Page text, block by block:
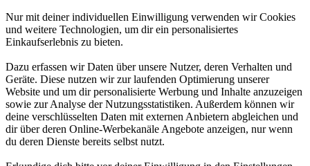
Nur mit deiner individuellen Einwilligung verwenden wir Cookies
und weitere Technologien, um dir ein personalisiertes
Einkaufserlebnis zu bieten.
Dazu erfassen wir Daten über unsere Nutzer, deren Verhalten und
Geräte. Diese nutzen wir zur laufenden Optimierung unserer
Website und um dir personalisierte Werbung und Inhalte anzuzeigen
sowie zur Analyse der Nutzungsstatistiken. Außerdem können wir
deine verschlüsselten Daten mit externen Anbietern abgleichen und
dir über deren Online-Werbekanäle Angebote anzeigen, nur wenn
du deren Dienste bereits selbst nutzt.